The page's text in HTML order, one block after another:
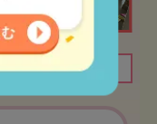
時間 1時間